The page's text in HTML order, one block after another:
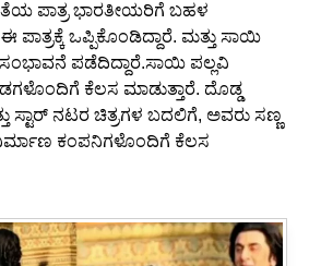
ಪಾತ್ರ ಭಾರತೀಯರಿಗೆ ಬಹಳ
ಪಾತ್ರಕ್ಕೆ ಒಪ್ಪಿಕೊಂಡಿದ್ದಾರೆ. ಮತ್ತು ಸಾಯಿ
ಸಂಭಾವನೆ ಪಡೆದಿದ್ದಾರೆ.ಸಾಯಿ ಪಲ್ಲವಿ
ಕೆಲಸ ಮಾಡುತ್ತಾರೆ. ದೊಡ್ಡ
ಸ್ಟಾರ್ ನಟರ ಚಿತ್ರಗಳ ಬದಲಿಗೆ, ಅವರು ಸಣ್ಣ
ಕಂಪನಿಗಳೊಂದಿಗೆ ಕೆಲಸ